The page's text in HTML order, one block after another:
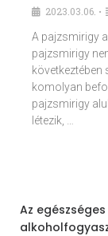
2023.03.06. •
A pajzsmirigy
pajzsmirigy
következtében
komolyan
pajzsmirigy
létezik, …
Az